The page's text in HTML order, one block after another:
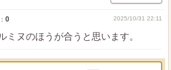
0 2025/10/31 22:11
ミヌのほうが合うと思います。